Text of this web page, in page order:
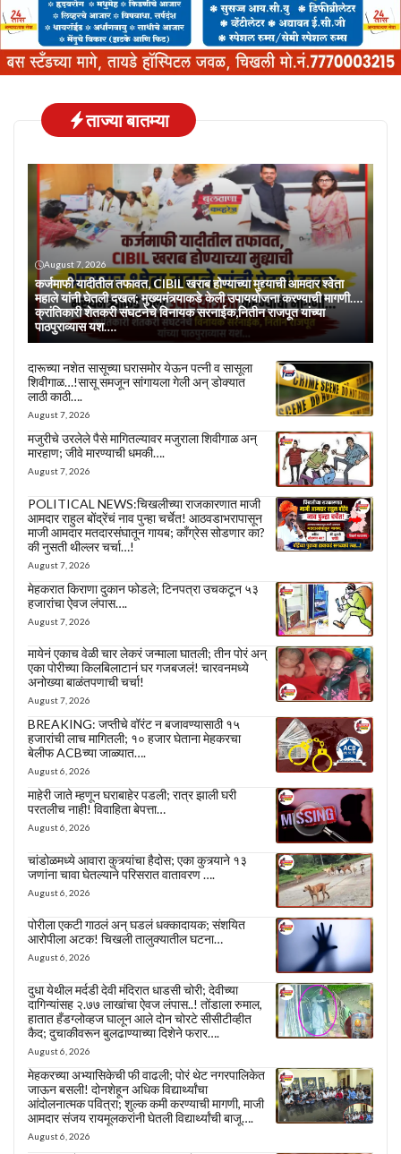
ताज्या बातम्या
August 7, 2026
कर्जमाफी यादीतील तफावत, CIBIL खराब होण्याच्या मुद्द्याची आमदार श्वेता
महाले यांनी घेतली दखल; मुख्यमंत्र्याकडे केली उपाययोजना करण्याची मागणी….
क्रांतिकारी शेतकरी संघटनेचे विनायक सरनाईक,नितीन राजपूत यांच्या
पाठपुराव्यास यश….
दारूच्या नशेत सासूच्या घरासमोर येऊन पत्नी व सासूला
शिवीगाळ…!सासू समजून सांगायला गेली अन् डोक्यात
लाठी काठी….
August 7, 2026
मजुरीचे उरलेले पैसे मागितल्यावर मजुराला शिवीगाळ अन्
मारहाण; जीवे मारण्याची धमकी….
August 7, 2026
POLITICAL NEWS:चिखलीच्या राजकारणात माजी
आमदार राहुल बोंद्रेंचं नाव पुन्हा चर्चेत! आठवडाभरापासून
माजी आमदार मतदारसंघातून गायब; काँग्रेस सोडणार का?
की नुसती थील्लर चर्चा…!
August 7, 2026
मेहकरात किराणा दुकान फोडले; टिनपत्रा उचकटून ५३
हजारांचा ऐवज लंपास….
August 7, 2026
मायेनं एकाच वेळी चार लेकरं जन्माला घातली; तीन पोरं अन्
एका पोरीच्या किलबिलाटानं घर गजबजलं! चारवनमध्ये
अनोख्या बाळंतपणाची चर्चा!
August 7, 2026
BREAKING: जप्तीचे वॉरंट न बजावण्यासाठी १५
हजारांची लाच मागितली; १० हजार घेताना मेहकरचा
बेलीफ ACBच्या जाळ्यात….
August 6, 2026
माहेरी जाते म्हणून घराबाहेर पडली; रात्र झाली घरी
परतलीच नाही! विवाहिता बेपत्ता…
August 6, 2026
चांडोळमध्ये आवारा कुत्र्यांचा हैदोस; एका कुत्र्याने १३
जणांना चावा घेतल्याने परिसरात वातावरण ….
August 6, 2026
पोरीला एकटी गाठलं अन् घडलं धक्कादायक; संशयित
आरोपीला अटक! चिखली तालुक्यातील घटना…
August 6, 2026
दुधा येथील मर्दडी देवी मंदिरात धाडसी चोरी; देवीच्या
दागिन्यांसह २.७७ लाखांचा ऐवज लंपास..! तोंडाला रुमाल,
हातात हँडग्लोव्हज घालून आले दोन चोरटे सीसीटीव्हीत
कैद; दुचाकीवरून बुलढाण्याच्या दिशेने फरार….
August 6, 2026
मेहकरच्या अभ्यासिकेची फी वाढली; पोरं थेट नगरपालिकेत
जाऊन बसली! दोनशेहून अधिक विद्यार्थ्यांचा
आंदोलनात्मक पवित्रा; शुल्क कमी करण्याची मागणी, माजी
आमदार संजय रायमूलकरांनी घेतली विद्यार्थ्यांची बाजू….
August 6, 2026